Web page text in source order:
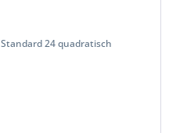
24 quadratisch